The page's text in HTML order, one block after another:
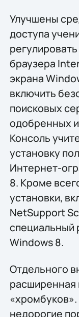
Улучшены
доступа
браузера
экрана
включить
поисковых
одобренных
Консоль
установку
Интернет-
8. Кроме
установки,
NetSupport
специальный
Windows 8.
Отдельного
расширенная
недорогие